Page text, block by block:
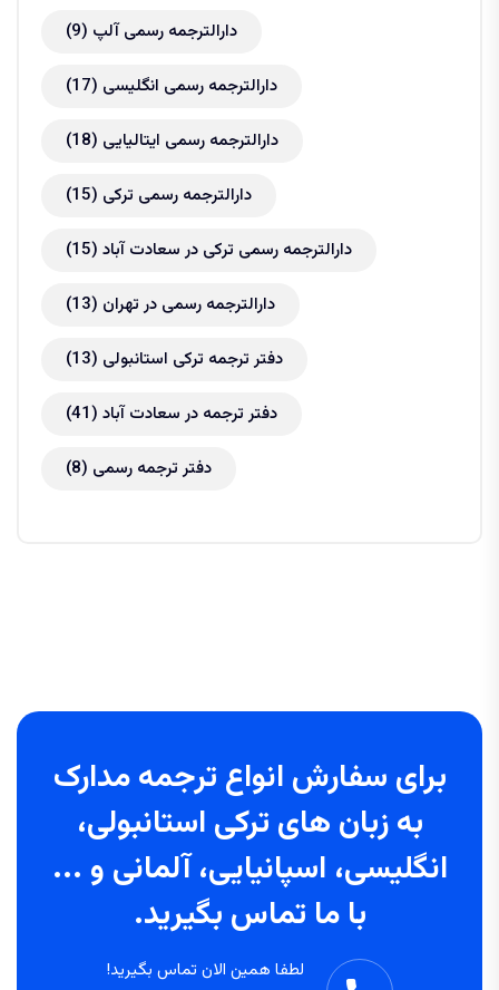
دارالترجمه رسمی آلپ (9)
دارالترجمه رسمی انگلیسی (17)
دارالترجمه رسمی ایتالیایی (18)
دارالترجمه رسمی ترکی (15)
دارالترجمه رسمی ترکی در سعادت آباد (15)
دارالترجمه رسمی در تهران (13)
دفتر ترجمه ترکی استانبولی (13)
دفتر ترجمه در سعادت آباد (41)
دفتر ترجمه رسمی (8)
برای سفارش انواع ترجمه مدارک
به زبان های ترکی استانبولی،
انگلیسی، اسپانیایی، آلمانی و ...
با ما تماس بگیرید.
لطفا همین الان تماس بگیرید!